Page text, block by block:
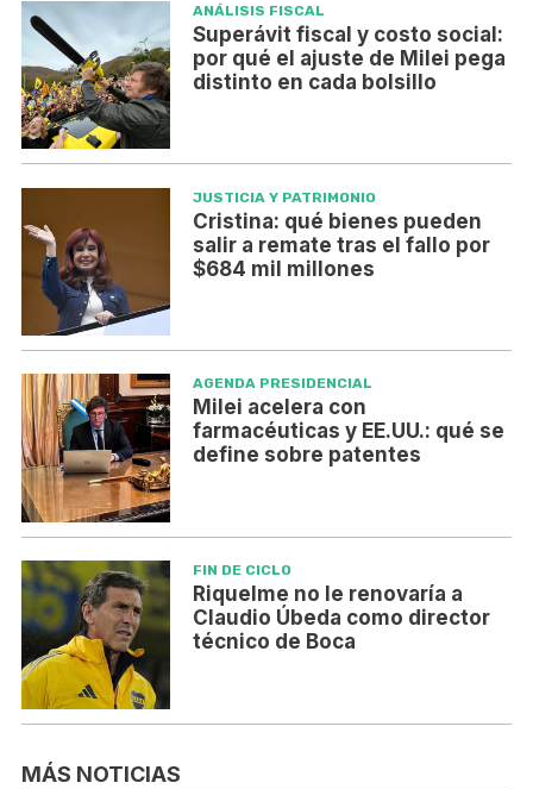
ANÁLISIS FISCAL
Superávit fiscal y costo social:
por qué el ajuste de Milei pega
distinto en cada bolsillo
JUSTICIA Y PATRIMONIO
Cristina: qué bienes pueden
salir a remate tras el fallo por
$684 mil millones
AGENDA PRESIDENCIAL
Milei acelera con
farmacéuticas y EE.UU.: qué se
define sobre patentes
FIN DE CICLO
Riquelme no le renovaría a
Claudio Úbeda como director
técnico de Boca
MÁS NOTICIAS